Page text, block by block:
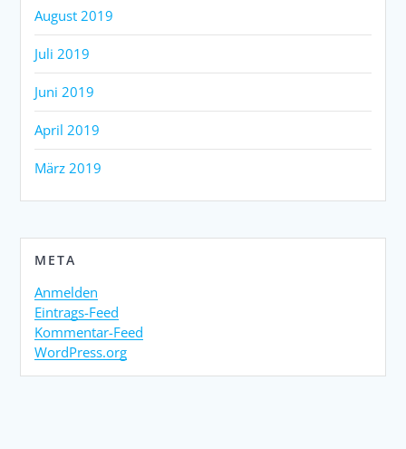
August 2019
Juli 2019
Juni 2019
April 2019
März 2019
META
Anmelden
Eintrags-Feed
Kommentar-Feed
WordPress.org